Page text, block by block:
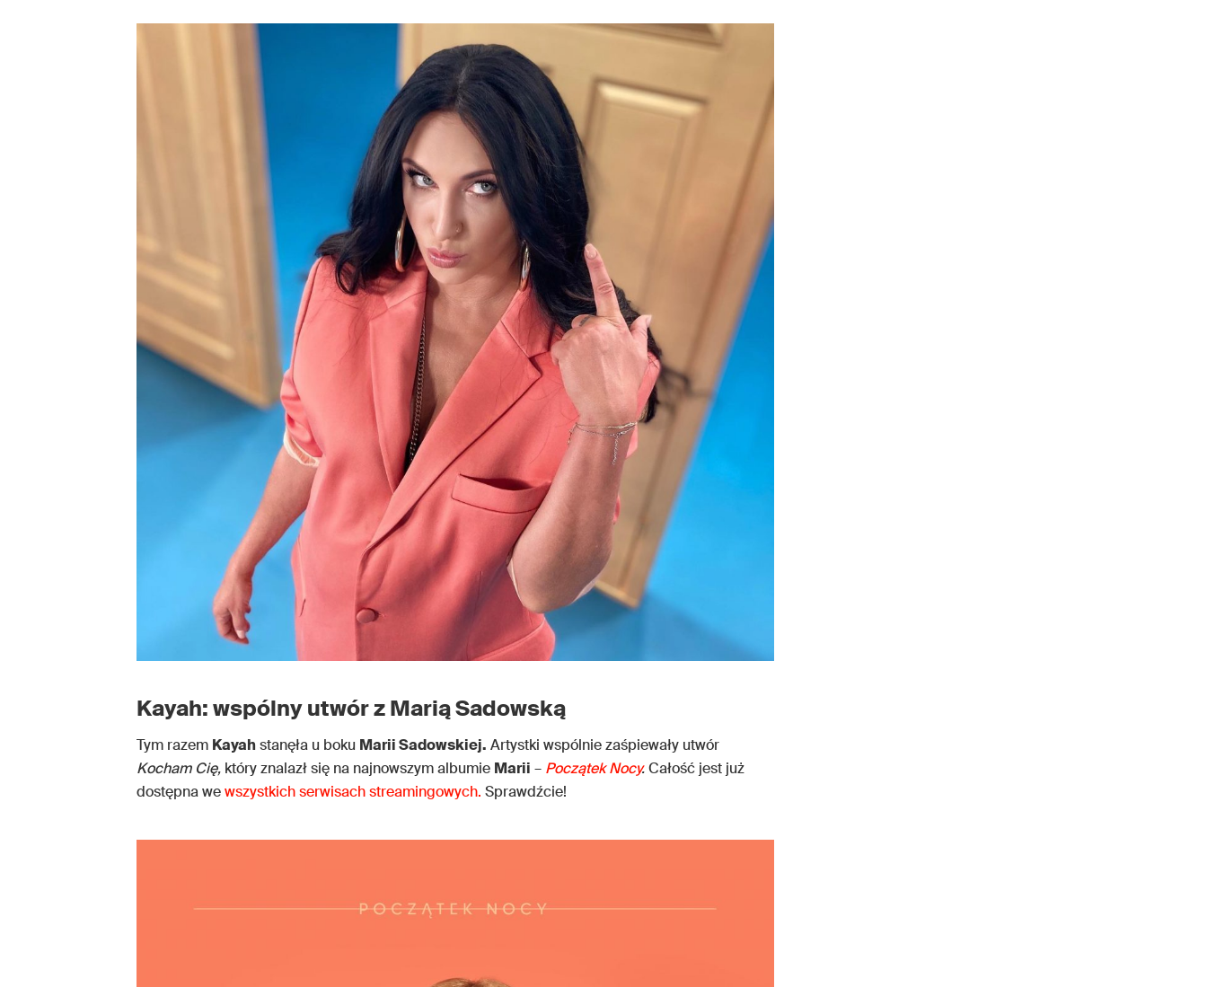
Kayah: wspólny utwór z Marią Sadowską
Tym razem Kayahstanęła u boku Marii Sadowskiej. Artystki wspólnie zaśpiewały utwór
Kocham Cię, który znalazł się na najnowszym albumie Marii – Początek Nocy.Całość jest już
dostępna wewszystkich serwisach streamingowych. Sprawdźcie!